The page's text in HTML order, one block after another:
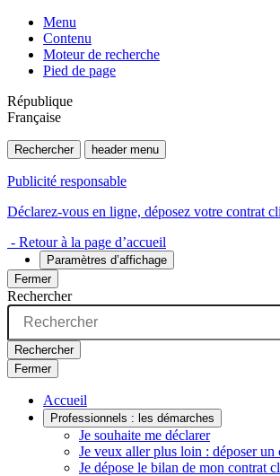
Menu
Contenu
Moteur de recherche
Pied de page
République
Française
Rechercher header menu
Publicité responsable
Déclarez-vous en ligne, déposez votre contrat
- Retour à la page d’accueil
Paramètres d’affichage
Fermer
Rechercher
Rechercher
Fermer
Accueil
Professionnels : les démarches
Je souhaite me déclarer
Je veux aller plus loin : déposer un
Je dépose le bilan de mon contrat